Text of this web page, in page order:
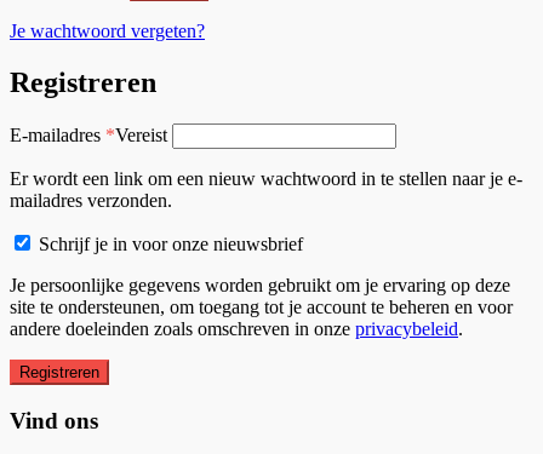
Je wachtwoord vergeten?
Registreren
E-mailadres *Vereist
Er wordt een link om een nieuw wachtwoord in te stellen naar je e-
mailadres verzonden.
Schrijf je in voor onze nieuwsbrief
Je persoonlijke gegevens worden gebruikt om je ervaring op deze
site te ondersteunen, om toegang tot je account te beheren en voor
andere doeleinden zoals omschreven in onze privacybeleid.
Registreren
Vind ons